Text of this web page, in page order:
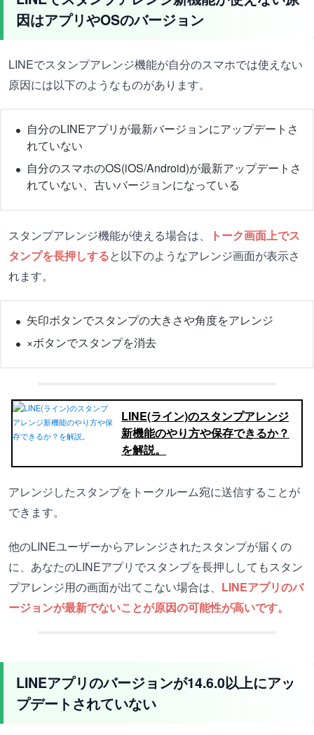
因はアプリやOSのバージョン
LINEでスタンプアレンジ機能が自分のスマホでは使えない
原因には以下のようなものがあります。
自分のLINEアプリが最新バージョンにアップデートさ
れていない
自分のスマホのOS(iOS/Android)が最新アップデートさ
れていない、古いバージョンになっている
スタンプアレンジ機能が使える場合は、
トーク画面上でス
タンプを長押しすると以下のようなアレンジ画面が表示さ
れます。
矢印ボタンでスタンプの大きさや角度をアレンジ
×ボタンでスタンプを消去
LINE(ライン)のスタンプアレンジ
新機能のやり方や保存できるか？
を解説。
アレンジしたスタンプをトークルーム宛に送信することが
できます。
他のLINEユーザーからアレンジされたスタンプが届くの
に、あなたのLINEアプリでスタンプを長押ししてもスタン
プアレンジ用の画面が出てこない場合は、 LINEアプリのバ
ージョンが最新でないことが原因の可能性が高いです。
LINEアプリのバージョンが14.6.0以上にアッ
プデートされていない